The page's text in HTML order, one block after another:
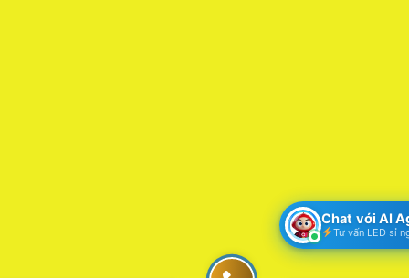
Chat với AI
Tư vấn LED sỉ